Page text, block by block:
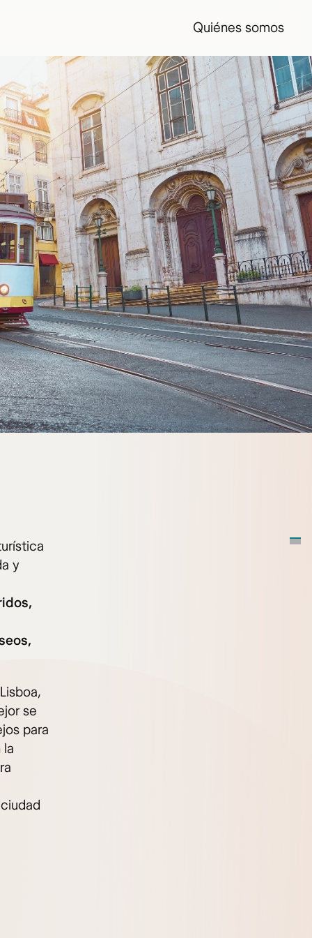
Quiénes somos
y
se
para
la